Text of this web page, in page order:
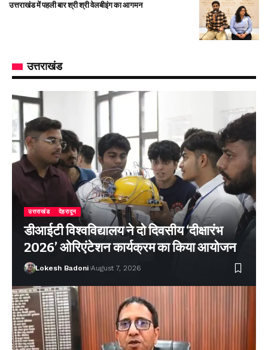
उत्तराखंड में पहली बार श्री श्री वेलबीइंग का आगमन
उत्तराखंड
उत्तराखंड देहरादून
डीआईटी विश्वविद्यालय ने दो दिवसीय ‘दीक्षारंभ
2026’ ओरिएंटेशन कार्यक्रम का किया आयोजन
Lokesh Badoni August 7, 2026